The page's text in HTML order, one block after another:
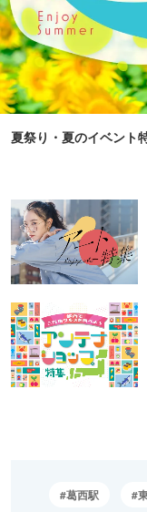
夏祭り・夏のイベント
葛西駅